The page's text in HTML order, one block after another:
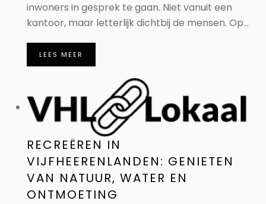
inwoners in gesprek te gaan. Niet vanuit een
kantoor, maar letterlijk dichtbij de mensen. Op...
LEES MEER
RECREËREN IN
VIJFHEERENLANDEN: GENIETEN
VAN NATUUR, WATER EN
ONTMOETING